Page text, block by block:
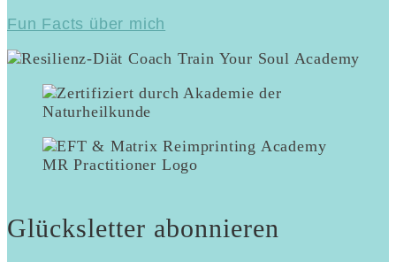
Fun Facts über mich
Glücksletter abonnieren